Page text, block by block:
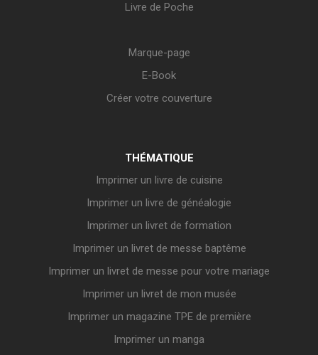
Livre de Poche
Marque-page
E-Book
Créer votre couverture
THÉMATIQUE
Imprimer un livre de cuisine
Imprimer un livre de généalogie
Imprimer un livret de formation
Imprimer un livret de messe baptême
Imprimer un livret de messe pour votre mariage
Imprimer un livret de mon musée
Imprimer un magazine TPE de première
Imprimer un manga